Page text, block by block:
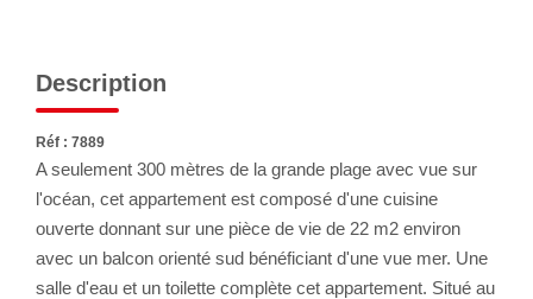
Description
Réf : 7889
A seulement 300 mètres de la grande plage avec vue sur
l'océan, cet appartement est composé d'une cuisine
ouverte donnant sur une pièce de vie de 22 m2 environ
avec un balcon orienté sud bénéficiant d'une vue mer. Une
salle d'eau et un toilette complète cet appartement. Situé au